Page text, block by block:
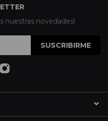
nuestras novedades!
SUSCRIBIRME